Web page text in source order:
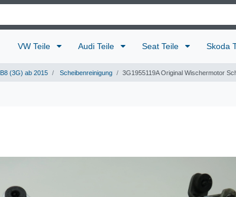
VW Teile Audi Teile Seat Teile Skoda
B8 (3G) ab 2015 Scheibenreinigung 3G1955119A Original Wischermotor